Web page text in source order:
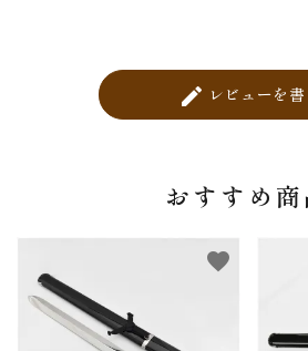
create レビューを書
おすすめ商
favorite